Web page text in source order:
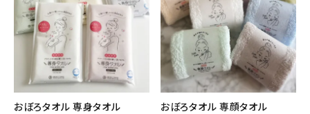
おぼろタオル 専身タオル おぼろタオル 専顔タオル